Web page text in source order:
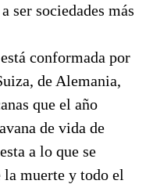
ser sociedades más
conformada por
de Alemania,
que el año
de vida de
a lo que se
la muerte y todo el